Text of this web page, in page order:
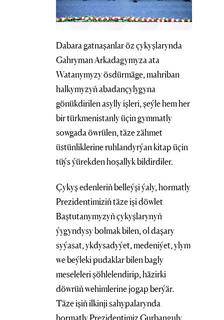
Dabara gatnaşanlar öz çykyşlarynda
Gahryman Arkadagymyza ata
Watanymyzy ösdürmäge, mahriban
halkymyzyň abadançylygyna
gönükdirilen asylly işleri, şeýle hem her
bir türkmenistanly üçin gymmatly
sowgada öwrülen, täze zähmet
üstünliklerine ruhlandyrýan kitap üçin
tüýs ýürekden hoşallyk bildirdiler.
Çykyş edenleriň belleýşi ýaly, hormatly
Prezidentimiziň täze işi döwlet
Baştutanymyzyň çykyşlarynyň
ýygyndysy bolmak bilen, ol daşary
syýasat, ykdysadyýet, medeniýet, ylym
we beýleki pudaklar bilen bagly
meseleleri şöhlelendirip, häzirki
döwrüň wehimlerine jogap berýär.
Täze işiň ilkinji sahypalarynda
hormatly Prezidentimiz Gurbanguly